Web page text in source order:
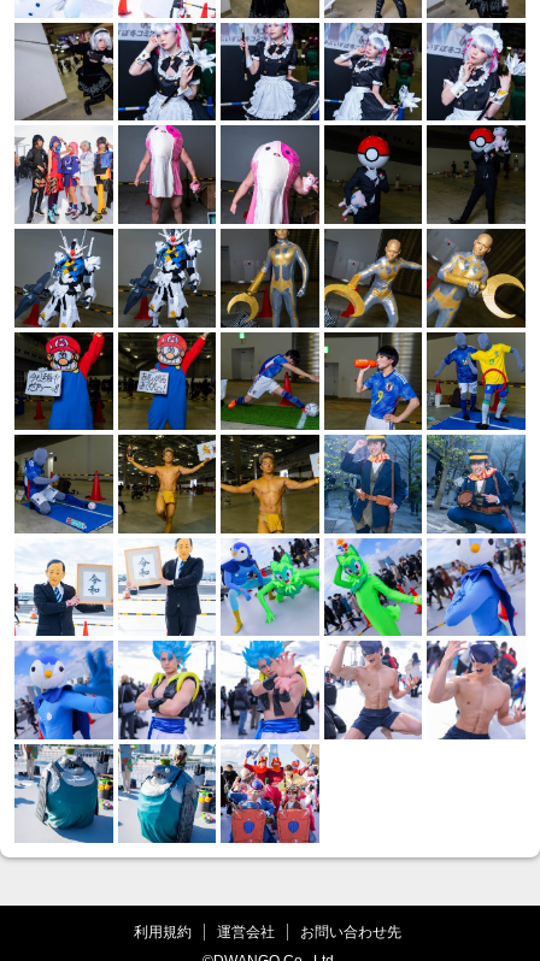
利用規約 運営会社
お問い合わせ先